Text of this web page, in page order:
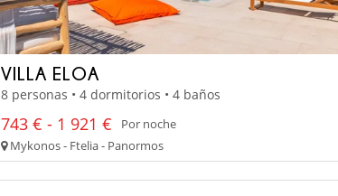
VILLA ELOA
8 personas • 4 dormitorios • 4 baños
743 € - 1 921 €
Por noche
Mykonos - Ftelia - Panormos